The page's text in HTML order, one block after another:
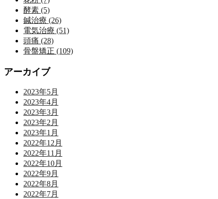
酵素 (5)
鍼治療 (26)
電気治療 (51)
頭痛 (28)
骨盤矯正 (109)
アーカイブ
2023年5月
2023年4月
2023年3月
2023年2月
2023年1月
2022年12月
2022年11月
2022年10月
2022年9月
2022年8月
2022年7月